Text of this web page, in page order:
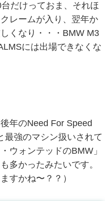
だけっておま、それほ
レームが入り、翌年か
くなり・・・BMW M3
には出場できなくな
年のNeed For Speed
最強のマシン扱いされて
ウォンテッドのBMW」
多かったみたいです。
すかね〜？？）